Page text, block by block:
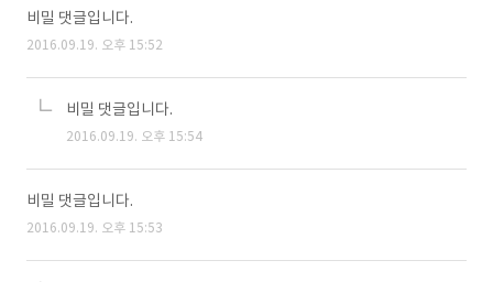
비밀 댓글입니다.
2016.09.19. 오후 15:52
비밀 댓글입니다.
2016.09.19. 오후 15:54
비밀 댓글입니다.
2016.09.19. 오후 15:53